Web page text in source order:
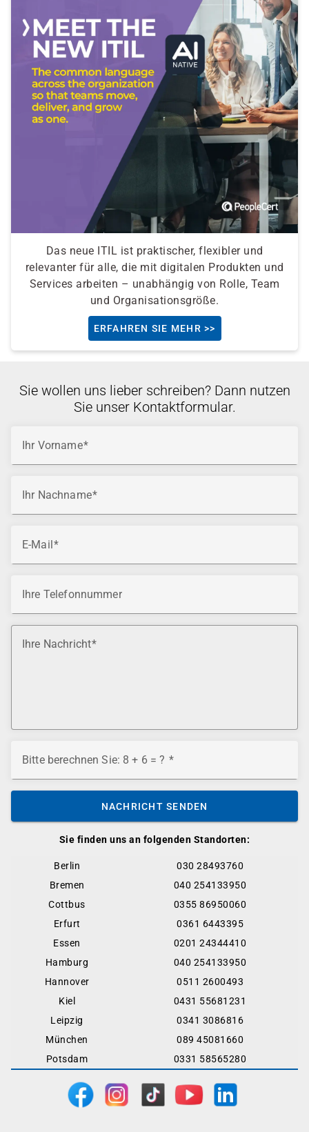
Das neue ITIL ist praktischer, flexibler und
relevanter für alle, die mit digitalen Produkten und
Services arbeiten – unabhängig von Rolle, Team
und Organisationsgröße.
ERFAHREN SIE MEHR >>
Sie finden uns an folgenden Standorten:
Berlin
030 28493760
Bremen
040 254133950
Cottbus
0355 86950060
Erfurt
0361 6443395
Essen
0201 24344410
Hamburg
040 254133950
Hannover
0511 2600493
Kiel
0431 55681231
Leipzig
0341 3086816
München
089 45081660
Potsdam
0331 58565280
Sie wollen uns lieber schreiben? Dann nutzen
Sie unser Kontaktformular.
Ihr Vorname
Ihr Nachname
E-Mail
Ihre Telefonnummer
Ihre Nachricht
Bitte berechnen Sie: 8 + 6 = ?
NACHRICHT SENDEN